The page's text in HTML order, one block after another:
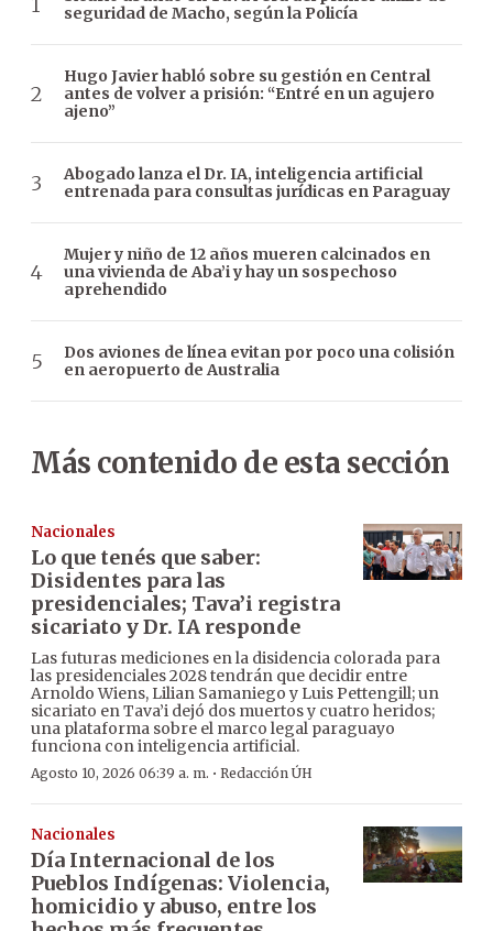
seguridad de Macho, según la Policía
Hugo Javier habló sobre su gestión en Central
antes de volver a prisión: “Entré en un agujero
ajeno”
Abogado lanza el Dr. IA, inteligencia artificial
entrenada para consultas jurídicas en Paraguay
Mujer y niño de 12 años mueren calcinados en
una vivienda de Aba’i y hay un sospechoso
aprehendido
Dos aviones de línea evitan por poco una colisión
en aeropuerto de Australia
Más contenido de esta sección
Nacionales
Lo que tenés que saber:
Disidentes para las
presidenciales; Tava’i registra
sicariato y Dr. IA responde
Las futuras mediciones en la disidencia colorada para
las presidenciales 2028 tendrán que decidir entre
Arnoldo Wiens, Lilian Samaniego y Luis Pettengill; un
sicariato en Tava’i dejó dos muertos y cuatro heridos;
una plataforma sobre el marco legal paraguayo
funciona con inteligencia artificial.
Agosto 10, 2026 06:39 a. m. · Redacción ÚH
Nacionales
Día Internacional de los
Pueblos Indígenas: Violencia,
homicidio y abuso, entre los